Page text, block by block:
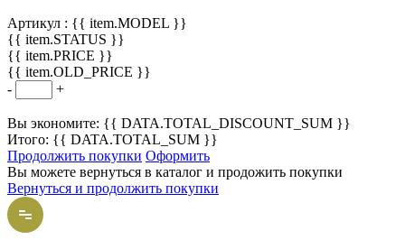
Артикул : {{ item.MODEL }}
{{ item.STATUS }}
{{ item.PRICE }}
{{ item.OLD_PRICE }}
-
+
Вы экономите: {{ DATA.TOTAL_DISCOUNT_SUM }}
Итого: {{ DATA.TOTAL_SUM }}
Продолжить покупки Оформить
Вы можете вернуться в каталог и продожить покупки
Вернуться и продолжить покупки